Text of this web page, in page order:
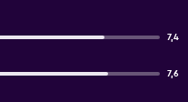
7,4
7,6